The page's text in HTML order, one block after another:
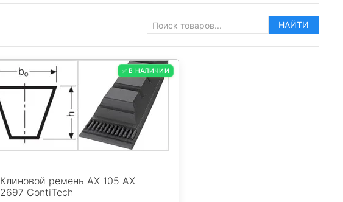
НАЙТИ
✅ В НАЛИЧИИ
Клиновой ремень AX 105 AX
2697 ContiTech